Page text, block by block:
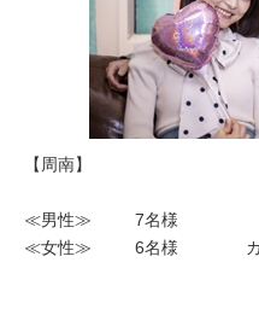
【周南】
≪男性≫ 7名様
≪女性≫ 6名様 カッ